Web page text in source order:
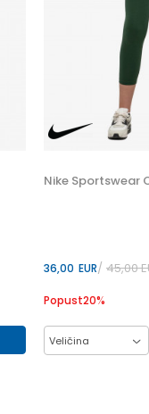
Nike Sportswear
36,00 EUR 45,00
Popust20%
Veličina